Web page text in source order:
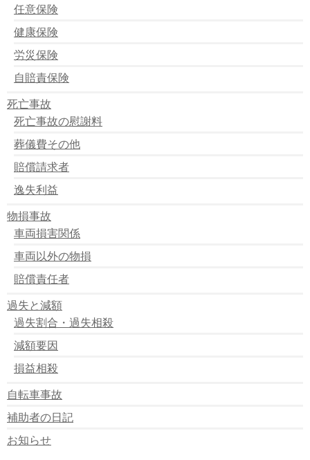
任意保険
健康保険
労災保険
自賠責保険
死亡事故
死亡事故の慰謝料
葬儀費その他
賠償請求者
逸失利益
物損事故
車両損害関係
車両以外の物損
賠償責任者
過失と減額
過失割合・過失相殺
減額要因
損益相殺
自転車事故
補助者の日記
お知らせ